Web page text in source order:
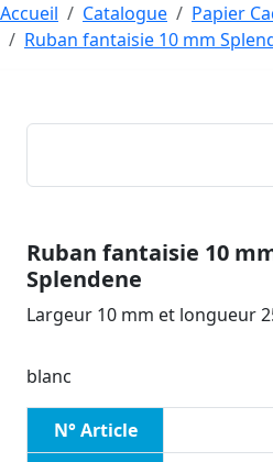
Accueil Catalogue
Papier
Ruban fantaisie 10 mm
Ruban fantaisie 10
Splendene
Largeur 10 mm et longueur
blanc
N° Article